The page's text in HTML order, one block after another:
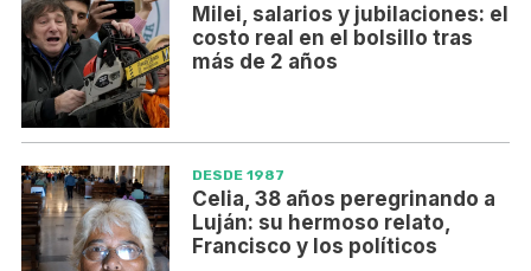
Milei, salarios y jubilaciones: el
costo real en el bolsillo tras
más de 2 años
DESDE 1987
Celia, 38 años peregrinando a
Luján: su hermoso relato,
Francisco y los políticos